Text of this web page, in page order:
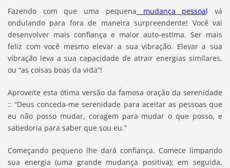
Fazendo com que uma pequena mudança pessoal
vá
ondulando para fora de maneira surpreendente! Você vai
desenvolver mais confiança e maior auto-estima. Ser mais
feliz com você mesmo elevar a sua vibração. Elevar a sua
vibração leva a sua capacidade de atrair energias similares,
ou “as coisas boas da vida”!
Aproveite esta ótima versão da famosa oração da serenidade
:: “Deus conceda-me serenidade para aceitar as pessoas que
eu não posso mudar, coragem para mudar o que posso, e
sabedoria para saber que sou eu.”
Começando pequeno lhe dará confiança. Comece limpando
sua energia (uma grande mudança positiva); em seguida,